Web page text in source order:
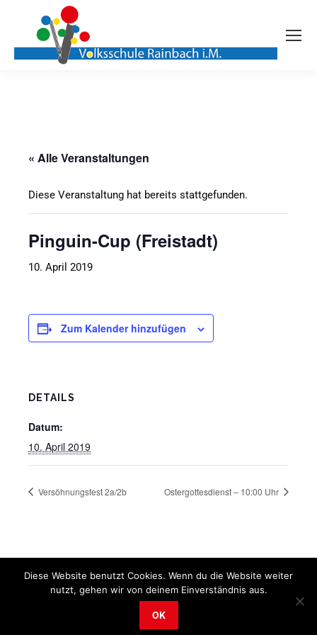
« Alle Veranstaltungen
Diese Veranstaltung hat bereits stattgefunden.
Pinguin-Cup (Freistadt)
10. April 2019
Zum Kalender hinzufügen
DETAILS
Datum:
10. April 2019
Versöhnungsfest 2a/2b Ostergottesdienst – 10:00 Uhr
Diese Website benutzt Cookies. Wenn du die Website weiter
nutzt, gehen wir von deinem Einverständnis aus.
OK